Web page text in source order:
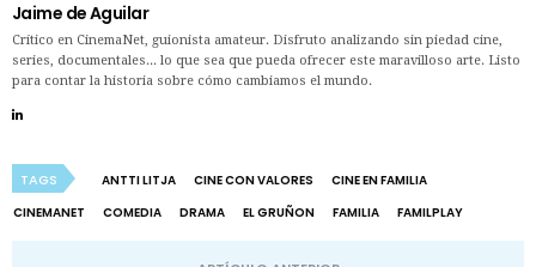
Jaime de Aguilar
Crítico en CinemaNet, guionista amateur. Disfruto analizando sin piedad cine,
series, documentales... lo que sea que pueda ofrecer este maravilloso arte. Listo
para contar la historia sobre cómo cambiamos el mundo.
TAGS ANTTI LITJA CINE CON VALORES
CINE EN FAMILIA
CINEMANET
COMEDIA DRAMA EL GRUÑON FAMILIA FAMILPLAY